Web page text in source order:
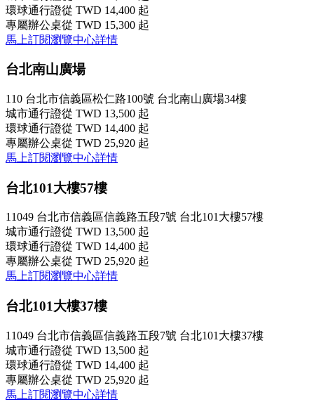
環球通行證從 TWD 14,400 起
專屬辦公桌從 TWD 15,300 起
馬上訂閱瀏覽中心詳情
台北南山廣場
110 台北市信義區松仁路100號 台北南山廣場34樓
城市通行證從 TWD 13,500 起
環球通行證從 TWD 14,400 起
專屬辦公桌從 TWD 25,920 起
馬上訂閱瀏覽中心詳情
台北101大樓57樓
11049 台北市信義區信義路五段7號 台北101大樓57樓
城市通行證從 TWD 13,500 起
環球通行證從 TWD 14,400 起
專屬辦公桌從 TWD 25,920 起
馬上訂閱瀏覽中心詳情
台北101大樓37樓
11049 台北市信義區信義路五段7號 台北101大樓37樓
城市通行證從 TWD 13,500 起
環球通行證從 TWD 14,400 起
專屬辦公桌從 TWD 25,920 起
馬上訂閱瀏覽中心詳情